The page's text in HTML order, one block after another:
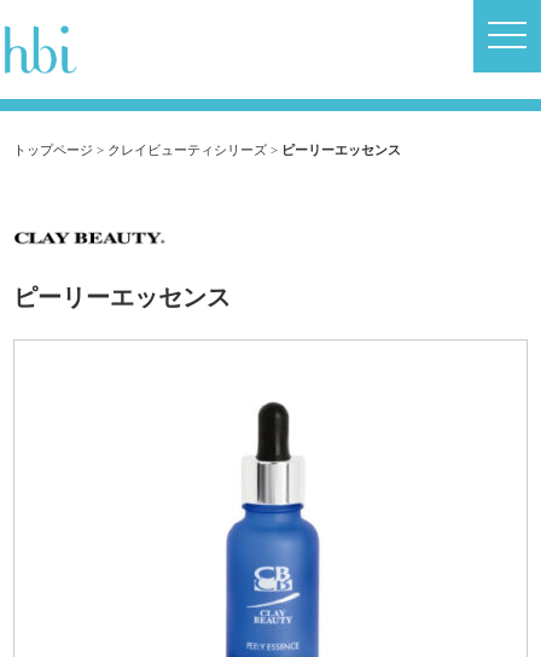
トップページ > クレイビューティシリーズ > ピーリーエッセンス
ピーリーエッセンス